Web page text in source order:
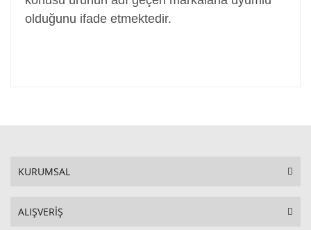
olduğunu ifade etmektedir.
KURUMSAL
ALIŞVERİŞ